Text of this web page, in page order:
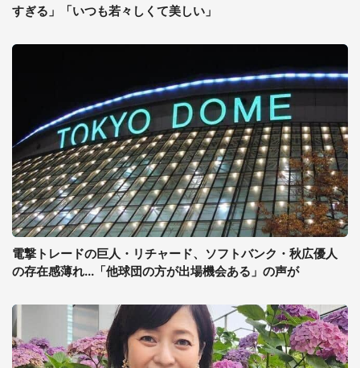
すぎる」「いつも若々しくて美しい」
電撃トレードの巨人・リチャード、ソフトバンク・秋広優人
の存在感薄れ...「他球団の方が出場機会ある」の声が